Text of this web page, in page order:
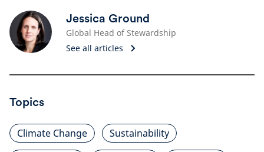
Jessica Ground
Global Head of Stewardship
See all articles
Topics
Climate Change
Sustainability